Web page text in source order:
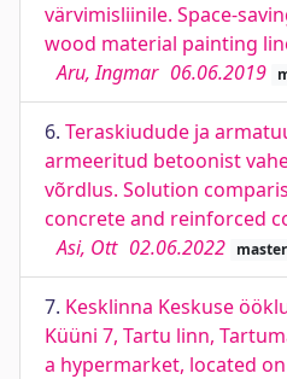
värvimisliinile. Space-
wood material painting
Aru, Ingmar 06.06.2019
6. Teraskiudude ja
armeeritud betoonist
võrdlus. Solution
concrete and reinforced
Asi, Ott 02.06.2022
7. Kesklinna Keskuse
Küüni 7, Tartu linn,
a hypermarket, located